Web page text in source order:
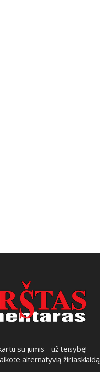
su jumis - už teisybę!
alternatyvią žiniasklaidą!